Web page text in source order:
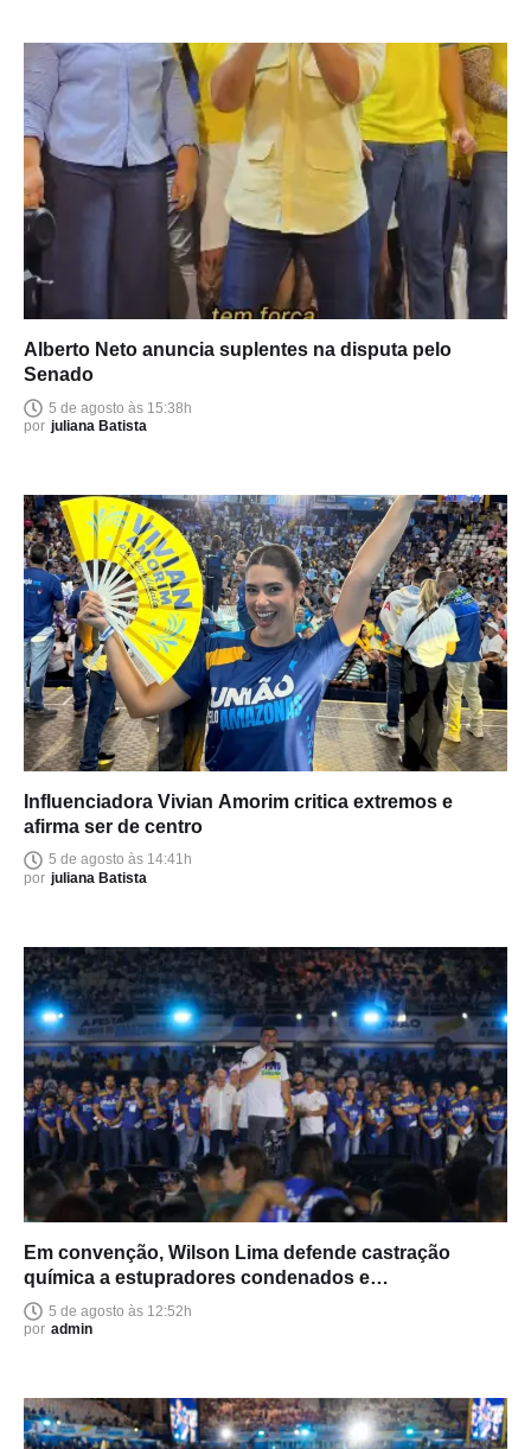
Alberto Neto anuncia suplentes na disputa pelo
Senado
5 de agosto às 15:38h
por juliana Batista
Influenciadora Vivian Amorim critica extremos e
afirma ser de centro
5 de agosto às 14:41h
por juliana Batista
Em convenção, Wilson Lima defende castração
química a estupradores condenados e
endurecimento das leis
5 de agosto às 12:52h
por admin